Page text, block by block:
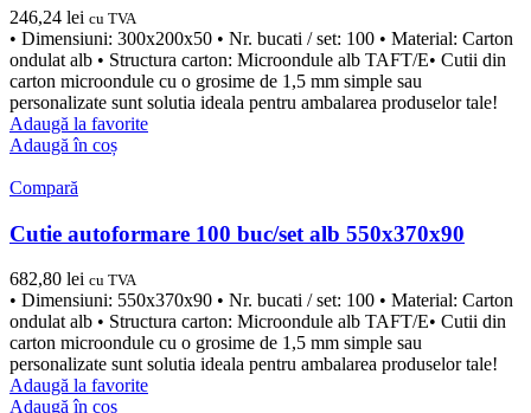
246,24 lei cu TVA
• Dimensiuni: 300x200x50 • Nr. bucati / set: 100 • Material: Carton
ondulat alb • Structura carton: Microondule alb TAFT/E• Cutii din
carton microondule cu o grosime de 1,5 mm simple sau
personalizate sunt solutia ideala pentru ambalarea produselor tale!
Adaugă la favorite
Adaugă în coș
Compară
Cutie autoformare 100 buc/set alb 550x370x90
682,80 lei cu TVA
• Dimensiuni: 550x370x90 • Nr. bucati / set: 100 • Material: Carton
ondulat alb • Structura carton: Microondule alb TAFT/E• Cutii din
carton microondule cu o grosime de 1,5 mm simple sau
personalizate sunt solutia ideala pentru ambalarea produselor tale!
Adaugă la favorite
Adaugă în coș